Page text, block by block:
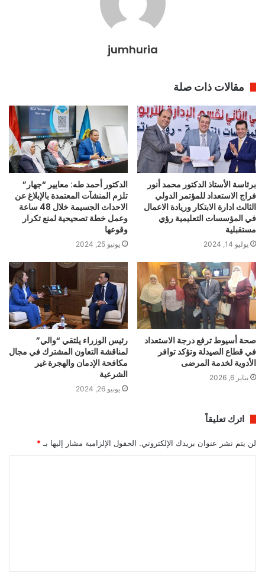
jumhuria
مقالات ذات صلة
برئاسة الأستاذ الدكتور محمد أنور
فراج الاستعداد للمؤتمر الدولي
الثالث ادارة الابتكار وريادة الاعمال
في المؤسسات التعليمية رؤي
مستقبلية
يوليو 14, 2024
الدكتور أحمد طه: معايير “جهار”
تلزم المنشآت المعتمدة بالإبلاغ عن
الاحداث الجسيمة خلال 48 ساعة
وعمل خطة تصحيحية لمنع تكرار
وقوعها
يونيو 25, 2024
صحة أسيوط ترفع درجة الاستعداد
في قطاع الصيدلة وتؤكد توافر
الأدوية لخدمة المرضى
يناير 6, 2026
رئيس الوزراء يلتقي “والي”
لمناقشة التعاون المشترك في مجال
مكافحة الإدمان والهجرة غير
الشرعية
يونيو 26, 2024
اترك تعليقاً
لن يتم نشر عنوان بريدك الإلكتروني. الحقول الإلزامية مشار إليها بـ *
ق